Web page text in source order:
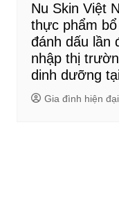
Nu Skin Việt
thực phẩm
đánh dấu lần
nhập thị
dinh dưỡng
Gia đình hiện đại